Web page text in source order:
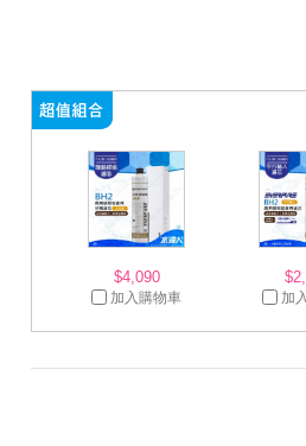
$4,090
加入購物車 加